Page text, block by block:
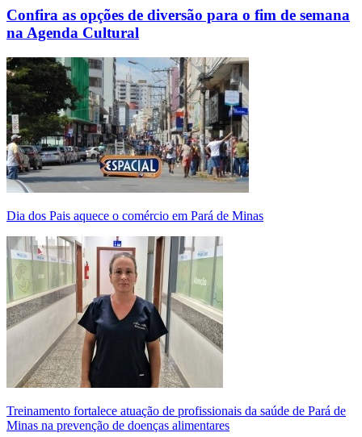
Confira as opções de diversão para o fim de semana
na Agenda Cultural
Dia dos Pais aquece o comércio em Pará de Minas
Treinamento fortalece atuação de profissionais da saúde de Pará de
Minas na prevenção de doenças alimentares